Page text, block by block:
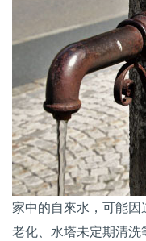
家中的自來水，可能
老化、水塔未定期清